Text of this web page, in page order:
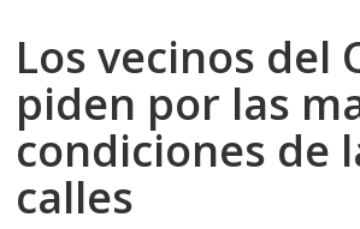
Los vecinos del
piden por las
condiciones de
calles